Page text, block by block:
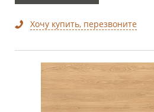
Хочу купить, перезвоните